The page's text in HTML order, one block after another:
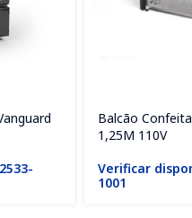
Balcão
1,25M 110V
Verificar
1001